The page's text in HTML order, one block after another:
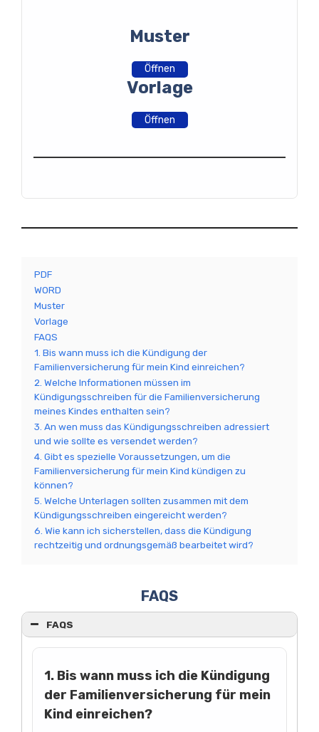
Muster
Öffnen
Vorlage
Öffnen
PDF
WORD
Muster
Vorlage
FAQS
1. Bis wann muss ich die Kündigung der
Familienversicherung für mein Kind einreichen?
2. Welche Informationen müssen im
Kündigungsschreiben für die Familienversicherung
meines Kindes enthalten sein?
3. An wen muss das Kündigungsschreiben adressiert
und wie sollte es versendet werden?
4. Gibt es spezielle Voraussetzungen, um die
Familienversicherung für mein Kind kündigen zu
können?
5. Welche Unterlagen sollten zusammen mit dem
Kündigungsschreiben eingereicht werden?
6. Wie kann ich sicherstellen, dass die Kündigung
rechtzeitig und ordnungsgemäß bearbeitet wird?
FAQS
FAQS
1. Bis wann muss ich die Kündigung
der Familienversicherung für mein
Kind einreichen?